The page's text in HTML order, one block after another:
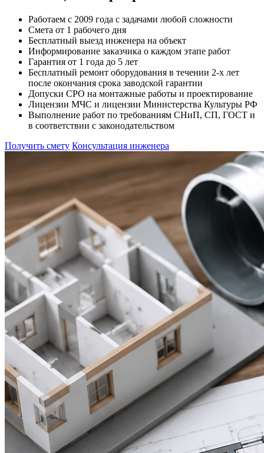
Работаем с 2009 года с задачами любой сложности
Смета от 1 рабочего дня
Бесплатный выезд инженера на объект
Информирование заказчика о каждом этапе работ
Гарантия от 1 года до 5 лет
Бесплатный ремонт оборудования в течении 2-х лет
после окончания срока заводской гарантии
Допуски СРО на монтажные работы и проектирование
Лицензии МЧС и лицензии Министерства Культуры РФ
Выполнение работ по требованиям СНиП, СП, ГОСТ и
в соответствии с законодательством
Получить смету Консультация инженера